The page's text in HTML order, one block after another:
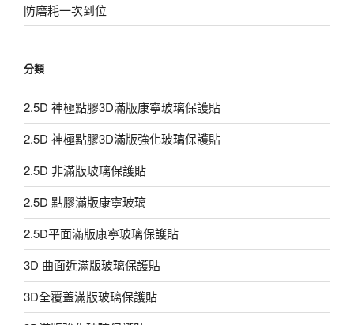
防磨耗一次到位
分類
2.5D 神極點膠3D滿版康寧玻璃保護貼
2.5D 神極點膠3D滿版強化玻璃保護貼
2.5D 非滿版玻璃保護貼
2.5D 點膠滿版康寧玻璃
2.5D平面滿版康寧玻璃保護貼
3D 曲面近滿版玻璃保護貼
3D全覆蓋滿版玻璃保護貼